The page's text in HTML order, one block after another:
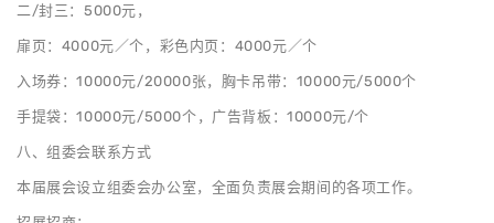
二/封三：5000元，
扉页：4000元／个，彩色内页：4000元／个
入场券：10000元/20000张，胸卡吊带：10000元/5000个
手提袋：10000元/5000个，广告背板：10000元/个
八、组委会联系方式
本届展会设立组委会办公室，全面负责展会期间的各项工作。